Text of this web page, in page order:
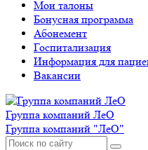
Мои талоны
Бонусная программа
Абонемент
Госпитализация
Информация для
Вакансии
Группа компаний ЛеО
Группа компаний "ЛеО"